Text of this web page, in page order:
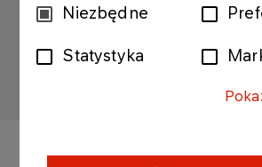
WybórNiezbędne
Statystyka